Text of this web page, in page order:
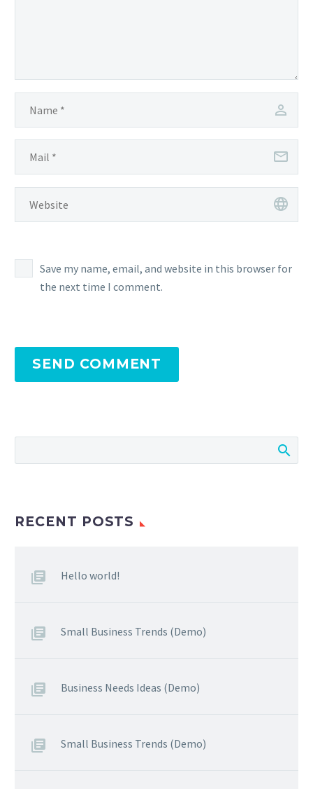
Save my name, email, and website in this browser for
the next time I comment.
SEND COMMENT
RECENT POSTS
Hello world!
Small Business Trends (Demo)
Business Needs Ideas (Demo)
Small Business Trends (Demo)